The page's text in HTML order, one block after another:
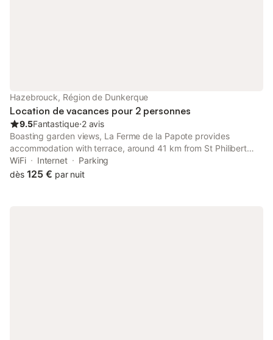
Hazebrouck, Région de Dunkerque
Location de vacances pour 2 personnes
9.5Fantastique⋅2 avis
Boasting garden views, La Ferme de la Papote provides
accommodation with terrace, around 41 km from St Philibert
Metro Station. The property has inner courtyard and quiet street
views, and is 45 km from Zoo Lille.
WiFi Internet
Parking
dès 125 € par nuit